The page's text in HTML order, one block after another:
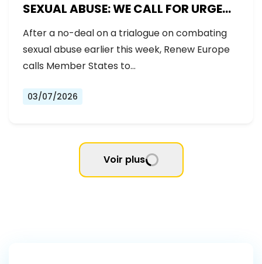
SEXUAL ABUSE: WE CALL FOR URGENT
NEGOTIATIONS AND PERMANENT
SOLUTION
After a no-deal on a trialogue on combating
sexual abuse earlier this week, Renew Europe
calls Member States to…
03/07/2026
Voir plus